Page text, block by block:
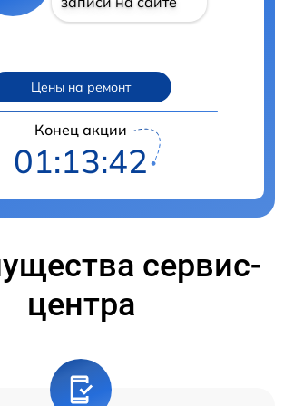
Цены на ремонт
Конец акции
01:13:41
сервис-
центра